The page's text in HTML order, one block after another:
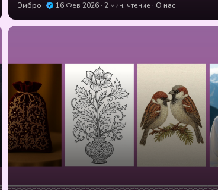
Эмбро 16 Фев 2026 2 мин. чтение О нас